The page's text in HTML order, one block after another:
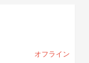
オフライン